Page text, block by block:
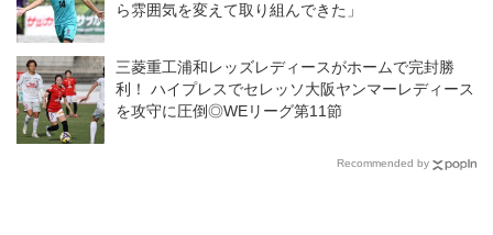
ら雰囲気を変えて取り組んできた」
三菱重工浦和レッズレディースがホームで完封勝
利！ ハイプレスでセレッソ大阪ヤンマーレディース
を攻守に圧倒◎WEリーグ第11節
Recommended by